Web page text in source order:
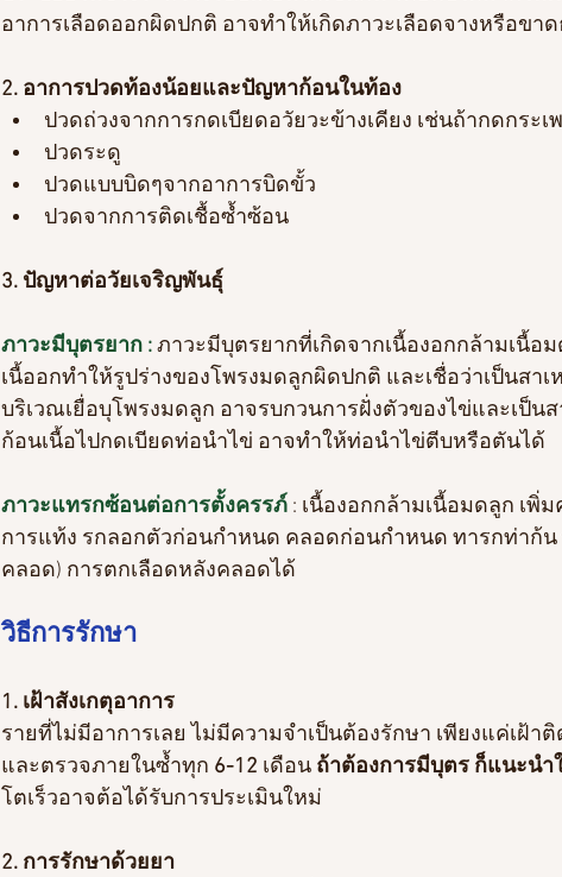
อาการเลือดออกผิดปกติ อาจทำให้เกิดภาวะเลือดจางหรือขา
2. อาการปวดท้องน้อยและปัญหาก้อนในท้อง
ปวดถ่วงจากการกดเบียดอวัยวะข้างเคียง เช่นถ้ากดกระ
ปวดระดู
ปวดแบบบิดๆจากอาการบิดขั้ว
ปวดจากการติดเชื้อซ้ำซ้อน
3. ปัญหาต่อวัยเจริญพันธุ์
ภาวะมีบุตรยาก :ภาวะมีบุตรยากที่เกิดจากเนื้องอกกล้ามเนื้อ
เนื้ออกทำให้รูปร่างของโพรงมดลูกผิดปกติ และเชื่อว่าเป็นสา
บริเวณเยื่อบุโพรงมดลูก อาจรบกวนการฝั่งตัวของไข่และเป็น
ก้อนเนื้อไปกดเบียดท่อนำไข่ อาจทำให้ท่อนำไข่ตีบหรือตันได้
ภาวะแทรกซ้อนต่อการตั้งครรภ์ : เนื้องอกกล้ามเนื้อมดลูก เพิ่
การแท้ง รกลอกตัวก่อนกำหนด คลอดก่อนกำหนด ทารกท่าก้น
คลอด) การตกเลือดหลังคลอดได้
วิธีการรักษา
1. เฝ้าสังเกตุอาการ
รายที่ไม่มีอาการเลย ไม่มีความจำเป็นต้องรักษา เพียงแค่เฝ้า
และตรวจภายในซ้ำทุก 6-12 เดือน ถ้าต้องการมีบุตร ก็แนะนำ
โตเร็วอาจต้อได้รับการประเมินใหม่
2. การรักษาด้วยยา